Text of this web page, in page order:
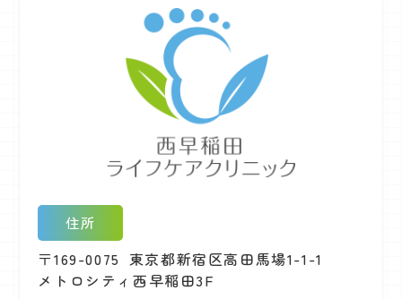
住所
〒169-0075 東京都新宿区高田馬場1-1-1
メトロシティ西早稲田3F